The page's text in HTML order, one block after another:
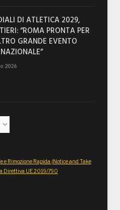
DI ATLETICA 2029,
“ROMA PRONTA PER
GRANDE EVENTO
2026
e Rimozione Rapida (Notice and Take
Direttiva UE 2019/790